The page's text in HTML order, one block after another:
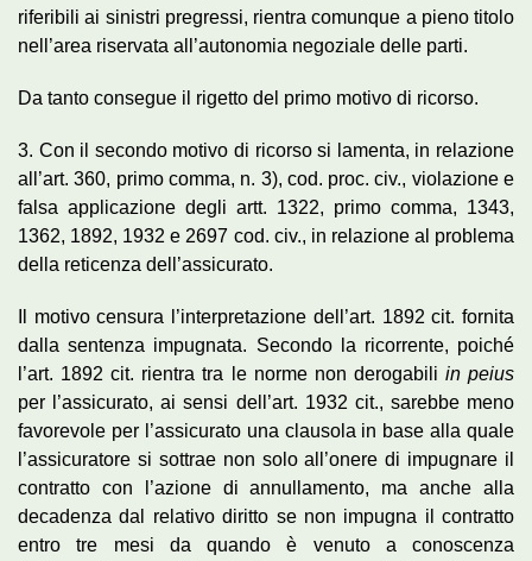
riferibili ai sinistri pregressi, rientra comunque a pieno titolo
nell’area riservata all’autonomia negoziale delle parti.
Da tanto consegue il rigetto del primo motivo di ricorso.
3. Con il secondo motivo di ricorso si lamenta, in relazione
all’art. 360, primo comma, n. 3), cod. proc. civ., violazione e
falsa applicazione degli artt. 1322, primo comma, 1343,
1362, 1892, 1932 e 2697 cod. civ., in relazione al problema
della reticenza dell’assicurato.
Il motivo censura l’interpretazione dell’art. 1892 cit. fornita
dalla sentenza impugnata. Secondo la ricorrente, poiché
l’art. 1892 cit. rientra tra le norme non derogabili in peius
per l’assicurato, ai sensi dell’art. 1932 cit., sarebbe meno
favorevole per l’assicurato una clausola in base alla quale
l’assicuratore si sottrae non solo all’onere di impugnare il
contratto con l’azione di annullamento, ma anche alla
decadenza dal relativo diritto se non impugna il contratto
entro tre mesi da quando è venuto a conoscenza